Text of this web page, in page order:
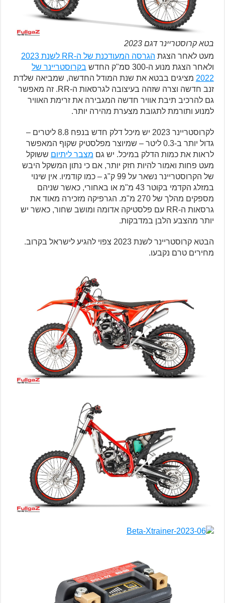
בטא קרוסטריינר דגם 2023
מעט לאחר הצגת הגרסה המעודכנת של ה-RR לשנת 2023
ולאחר הצגת מנוע ה-300 סמ"ק החדש
בקרוסטריינר של
2022 מציגים בבטא את שנת המודל החדשה, שמביאה שלדת
זנב חדשה וצרה שזהה בעיצובה לגרסאות ה-RR. זה מאפשר
גם להרכיב תיבת אוויר חדשה המגבירה את זרימת האוויר
למנוע ותורמת לתגובת מצערת מהירה יותר.
לקרוסטריינר 2023 יש מיכל דלק חדש בנפח 8.8 ליטרים –
גדול יותר ב-0.3 ליטר – שמיוצר מפלסטיק שקוף המאפשר
לראות את כמות הדלק במיכל. יש גם מצבר ליתיום ששוקל
מעט פחות ואמור להיות חזק יותר, אם כי נתון המשקל היבש
של הקרוסטריינר נשאר על 99 ק"ג – כמו קודמיו. אין שינוי
במזלג הקדמי בקוטר 43 מ"מ או באחורי, כאשר שניהם
מספקים מהלך של 270 מ"מ. הגרפיקה מזכירה מאוד את
גרסאות ה-RR עם פלסטיקה אדומה ומושב שחור, כאשר יש
יותר מהצבע הלבן במדבקות.
הבטא קרוסטריינר לשנת 2023 צפוי להגיע לישראל בקרוב.
מחירים טרם נקבעו.